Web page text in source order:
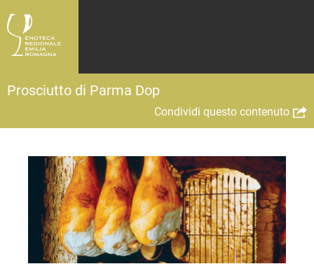
Prosciutto di Parma Dop
Condividi questo contenuto